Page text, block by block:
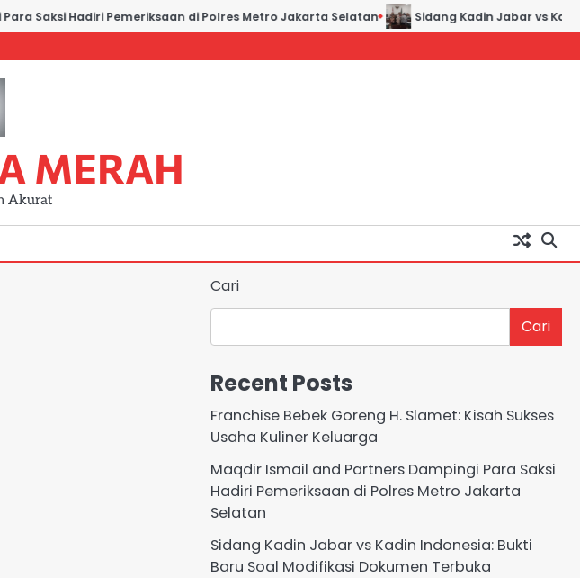
Saksi Hadiri Pemeriksaan di Polres Metro Jakarta Selatan Sidang Kadin Jabar vs Kadin
MERAH
Akurat
Cari
Cari
Recent Posts
Franchise Bebek Goreng H. Slamet: Kisah Sukses
Usaha Kuliner Keluarga
Maqdir Ismail and Partners Dampingi Para Saksi
Hadiri Pemeriksaan di Polres Metro Jakarta
Selatan
Sidang Kadin Jabar vs Kadin Indonesia: Bukti
Baru Soal Modifikasi Dokumen Terbuka